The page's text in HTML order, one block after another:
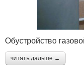
Обустройство
читать дальше →